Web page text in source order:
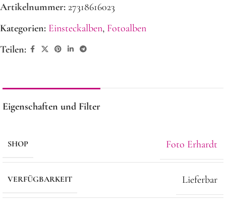
Artikelnummer: 27318616023
Kategorien: Einsteckalben, Fotoalben
Teilen:
Eigenschaften und Filter
SHOP Foto Erhardt
VERFÜGBARKEIT Lieferbar